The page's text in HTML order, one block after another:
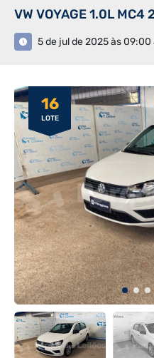
VW VOYAGE 1.0L
5 de jul de 2025 às 09:00
16
LOTE